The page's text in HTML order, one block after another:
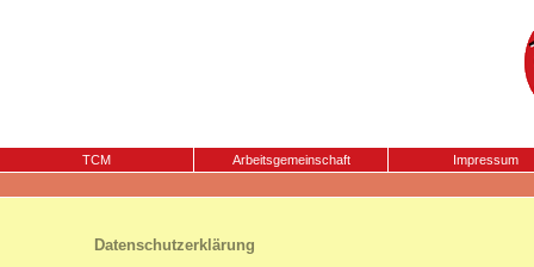
TCM Arbeitsgemeinschaft Impressum
Datenschutzerklärung